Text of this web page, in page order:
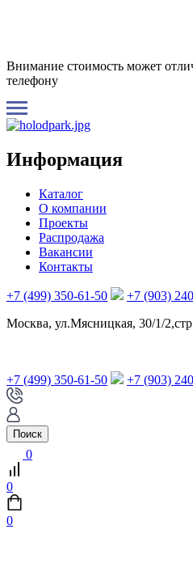
Внимание стоимость может
телефону
Информация
Каталог
О компании
Проекты
Распродажа
Вакансии
Контакты
+7 (499) 350-61-50 +7 (903)
Москва, ул.Мясницкая, 30/1/
+7 (499) 350-61-50 +7 (903)
Поиск
0
0
0